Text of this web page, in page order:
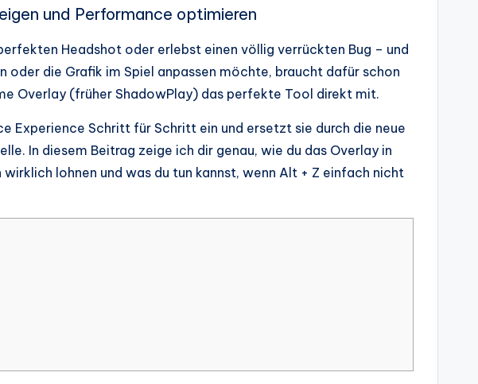
und Performance optimieren
Headshot oder erlebst einen völlig verrückten Bug – und
die Grafik im Spiel anpassen möchte, braucht dafür schon
Overlay (früher ShadowPlay) das perfekte Tool direkt mit.
Experience Schritt für Schritt ein und ersetzt sie durch die neue
In diesem Beitrag zeige ich dir genau, wie du das Overlay in
lohnen und was du tun kannst, wenn Alt + Z einfach nicht